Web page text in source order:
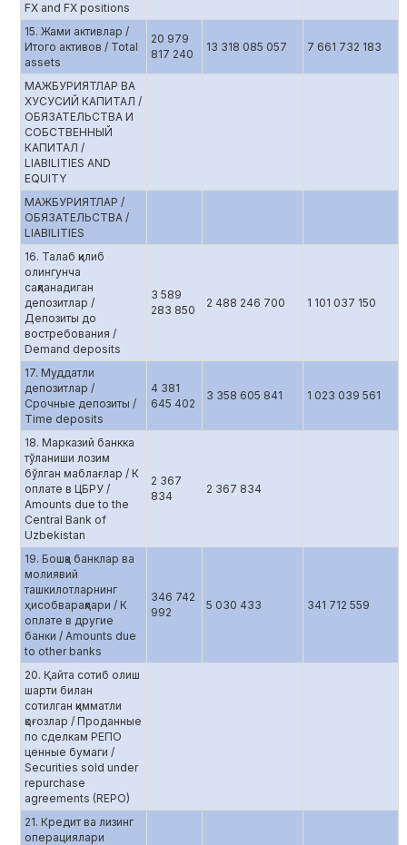
FX and FX positions
15. Жами активлар /
Итого активов / Total
assets
20 979
817 240
13 318 085 057 7 661 732 183
МАЖБУРИЯТЛАР ВА
ХУСУСИЙ КАПИТАЛ /
ОБЯЗАТЕЛЬСТВА И
СОБСТВЕННЫЙ
КАПИТАЛ /
LIABILITIES AND
EQUITY
МАЖБУРИЯТЛАР /
ОБЯЗАТЕЛЬСТВА /
LIABILITIES
16. Талаб қилиб
олингунча
сақланадиган
депозитлар /
Депозиты до
востребования /
Demand deposits
3 589
283 850
2 488 246 700 1 101 037 150
17. Муддатли
депозитлар /
Срочные депозиты /
Time deposits
4 381
645 402
3 358 605 841 1 023 039 561
18. Марказий банкка
тўланиши лозим
бўлган маблағлар / К
оплате в ЦБРУ /
Amounts due to the
Central Bank of
Uzbekistan
2 367
834
2 367 834
19. Бошқа банклар ва
молиявий
ташкилотларнинг
ҳисобварақлари / К
оплате в другие
банки / Amounts due
to other banks
346 742
992
5 030 433 341 712 559
20. Қайта сотиб олиш
шарти билан
сотилган қимматли
қоғозлар / Проданные
по сделкам РЕПО
ценные бумаги /
Securities sold under
repurchase
agreements (REPO)
21. Кредит ва лизинг
операциялари